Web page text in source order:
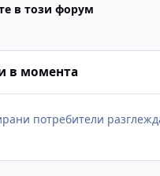
в този форум
в момента
потребители